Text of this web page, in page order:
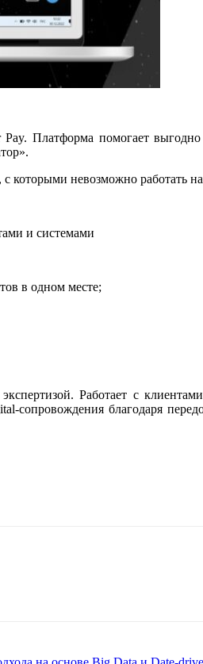
Платформа помогает
с которыми невозможно работать
и системами
в одном месте;
Работает с
сопровождения благодаря